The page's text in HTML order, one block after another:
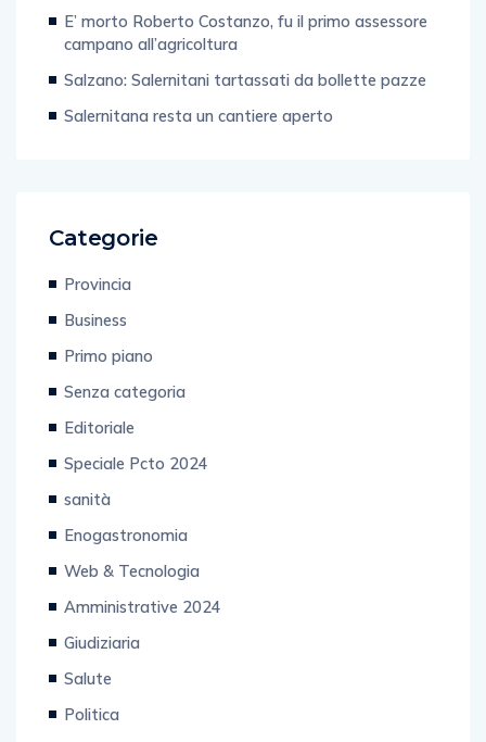
E’ morto Roberto Costanzo, fu il primo assessore
campano all’agricoltura
Salzano: Salernitani tartassati da bollette pazze
Salernitana resta un cantiere aperto
Categorie
Provincia
Business
Primo piano
Senza categoria
Editoriale
Speciale Pcto 2024
sanità
Enogastronomia
Web & Tecnologia
Amministrative 2024
Giudiziaria
Salute
Politica